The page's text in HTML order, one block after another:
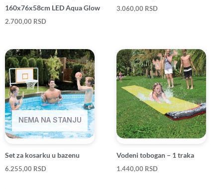
160x76x58cm LED Aqua Glow
2.700,00 RSD
3.060,00 RSD
NEMA NA STANJU
Set za kosarku u bazenu
6.255,00 RSD
Vodeni tobogan – 1 traka
1.440,00 RSD